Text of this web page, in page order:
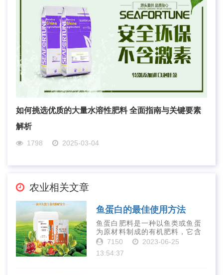
如何挑选优质的大量水溶性肥料 全面指南与关键要素
解析
1798 2025-03-04
农业相关文章
鱼蛋白的最佳使用方法
鱼蛋白肥料是一种以鱼类或鱼蛋
为原材料制成的有机肥料，它含
有丰富的营养物质，如氮、磷、
元素和植物生长因子。这些营养
7150
2023-06-25
13:54:37